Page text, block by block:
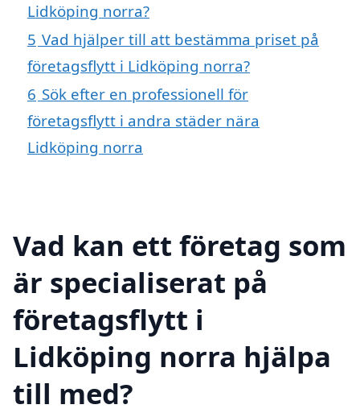
Lidköping norra?
5 Vad hjälper till att bestämma priset på
företagsflytt i Lidköping norra?
6 Sök efter en professionell för
företagsflytt i andra städer nära
Lidköping norra
Vad kan ett företag som
är specialiserat på
företagsflytt i
Lidköping norra hjälpa
till med?